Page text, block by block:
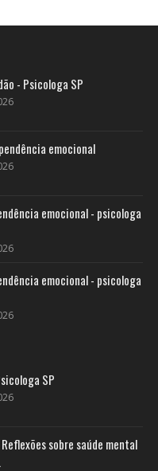
- Psicologa SP
emocional
emocional - psicologa
emocional - psicologa
SP
sobre saúde mental